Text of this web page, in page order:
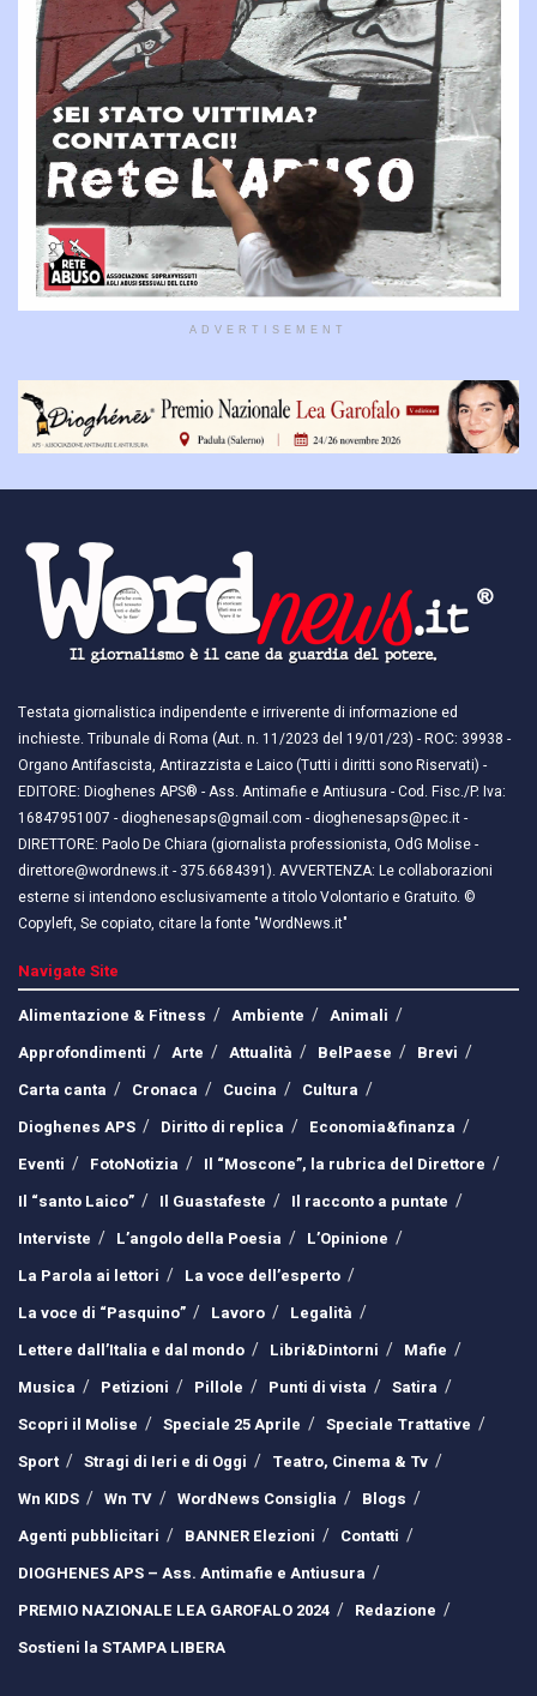
ADVERTISEMENT
Testata giornalistica indipendente e irriverente di informazione ed
inchieste. Tribunale di Roma (Aut. n. 11/2023 del 19/01/23) - ROC: 39938 -
Organo Antifascista, Antirazzista e Laico (Tutti i diritti sono Riservati) -
EDITORE: Dioghenes APS® - Ass. Antimafie e Antiusura - Cod. Fisc./P. Iva:
16847951007 - dioghenesaps@gmail.com - dioghenesaps@pec.it - ​​
DIRETTORE: Paolo De Chiara (giornalista professionista, OdG Molise -
direttore@wordnews.it - ​​375.6684391). AVVERTENZA: Le collaborazioni
esterne si intendono esclusivamente a titolo Volontario e Gratuito. ©
Copyleft, Se copiato, citare la fonte "WordNews.it"
Navigate Site
Alimentazione & Fitness
Ambiente
Animali
Approfondimenti
Arte Attualità BelPaese
Brevi
Carta canta
Cronaca Cucina
Cultura
Dioghenes APS
Diritto di replica
Economia&finanza
Eventi
FotoNotizia
Il “Moscone”, la rubrica del Direttore
Il “santo Laico”
Il Guastafeste
Il racconto a puntate
Interviste
L’angolo della Poesia
L’Opinione
La Parola ai lettori
La voce dell’esperto
La voce di “Pasquino”
Lavoro
Legalità
Lettere dall’Italia e dal mondo
Libri&Dintorni
Mafie
Musica
Petizioni Pillole Punti di vista
Satira
Scopri il Molise
Speciale 25 Aprile
Speciale Trattative
Sport
Stragi di Ieri e di Oggi
Teatro, Cinema & Tv
Wn KIDS
Wn TV WordNews Consiglia
Blogs
Agenti pubblicitari
BANNER Elezioni
Contatti
DIOGHENES APS – Ass. Antimafie e Antiusura
PREMIO NAZIONALE LEA GAROFALO 2024
Redazione
Sostieni la STAMPA LIBERA